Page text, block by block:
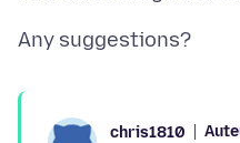
chris1810